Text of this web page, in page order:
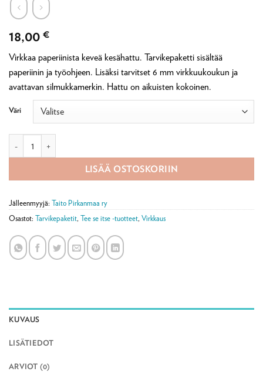
18,00 €
Virkkaa paperiinista keveä kesähattu. Tarvikepaketti sisältää
paperiinin ja työohjeen. Lisäksi tarvitset 6 mm virkkuukoukun ja
avattavan silmukkamerkin. Hattu on aikuisten kokoinen.
Väri
LISÄÄ OSTOSKORIIN
Jälleenmyyjä: Taito Pirkanmaa ry
Osastot: Tarvikepaketit, Tee se itse -tuotteet, Virkkaus
KUVAUS
LISÄTIEDOT
ARVIOT (0)